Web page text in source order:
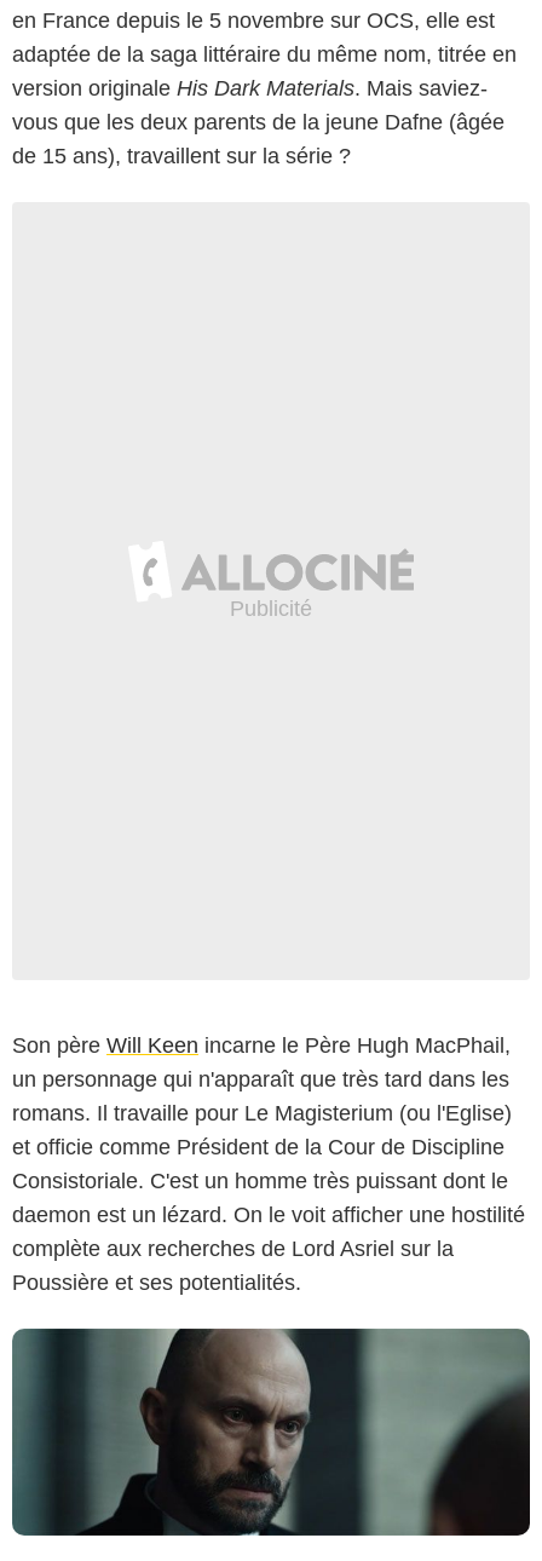
en France depuis le 5 novembre sur OCS, elle est
adaptée de la saga littéraire du même nom, titrée en
version originale His Dark Materials. Mais saviez-
vous que les deux parents de la jeune Dafne (âgée
de 15 ans), travaillent sur la série ?
Son père Will Keen incarne le Père Hugh MacPhail,
un personnage qui n'apparaît que très tard dans les
romans. Il travaille pour Le Magisterium (ou l'Eglise)
et officie comme Président de la Cour de Discipline
Consistoriale. C'est un homme très puissant dont le
daemon est un lézard. On le voit afficher une hostilité
complète aux recherches de Lord Asriel sur la
Poussière et ses potentialités.